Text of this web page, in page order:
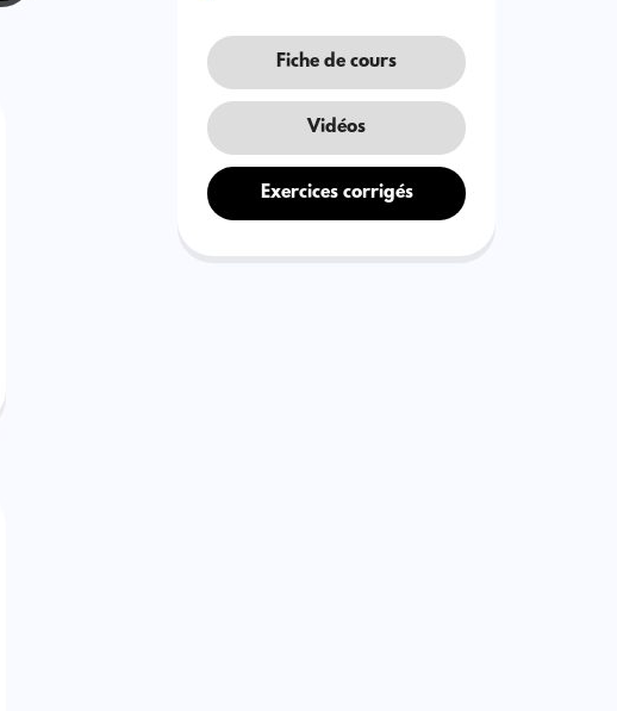
Fiche de cours
Vidéos
Exercices corrigés